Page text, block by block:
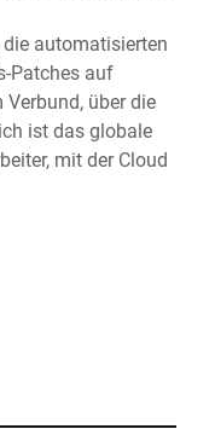
automatisierten
Patches auf
über die
ist das globale
mit der Cloud